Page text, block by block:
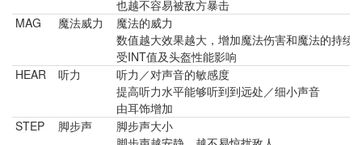
也越不容易被敌方暴击
MAG
魔法威力 ​
魔法的威力
数值越大效果越大，增加魔法伤害和魔法的持续
受INT值及头盔性能影响
HEAR
听力 ​
听力／对声音的敏感度
提高听力水平能够听到到远处／细小声音
由耳饰增加
STEP
脚步声 ​
脚步声大小